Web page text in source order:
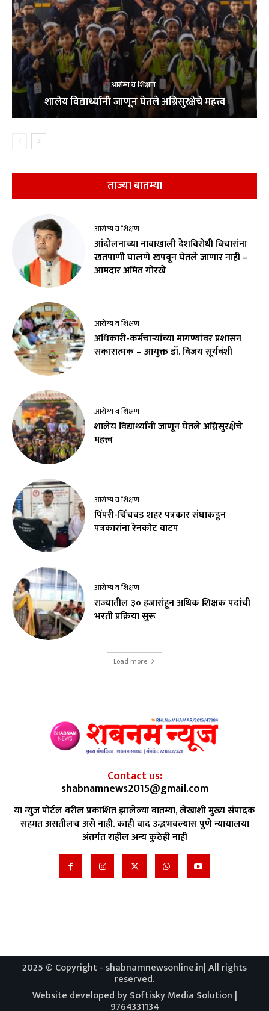
आरोग्य व शिक्षण
शालेय विद्यार्थ्यांनी जाणून घेतले अग्निसुरक्षेचे महत्त्व
ताज्या बातम्या
आरोग्य व शिक्षण
आंदोलनाच्या नावाखाली देशविरोधी विचारांना
खतपाणी घालणे खपवून घेतले जाणार नाही –
आमदार अमित गोरखे
आरोग्य व शिक्षण
अधिकारी-कर्मचाऱ्यांच्या मागण्यांवर प्रशासन
सकारात्मक – आयुक्त डॉ. विजय सूर्यवंशी
आरोग्य व शिक्षण
शालेय विद्यार्थ्यांनी जाणून घेतले अग्निसुरक्षेचे
महत्त्व
आरोग्य व शिक्षण
पिंपरी-चिंचवड शहर पत्रकार संघाकडून
पत्रकारांना रेनकोट वाटप
आरोग्य व शिक्षण
राज्यातील ३० हजारांहून अधिक शिक्षक पदांची
भरती प्रक्रिया सुरू
Load more
Contact us:
shabnamnews2015@gmail.com
या न्युज पोर्टल वरील प्रकाशित झालेल्या बातम्या, लेखाशी मुख्य संपादक
सहमत असतीलच असे नाही. काही वाद उद्भभवल्यास पुणे न्यायालया
अंतर्गत राहील अन्य कुठेही नाही
2025 © Copyright - shabnamnewsonline.in| All rights
reserved.
Website developed by Softisky Media Solution |
9764331134